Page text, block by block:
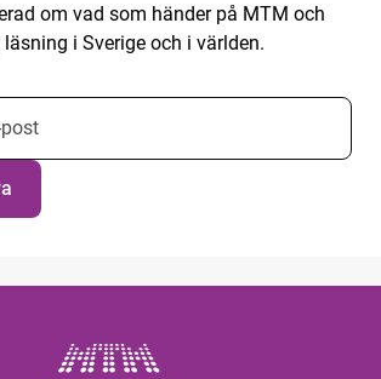
om vad som händer på MTM och
i Sverige och i världen.